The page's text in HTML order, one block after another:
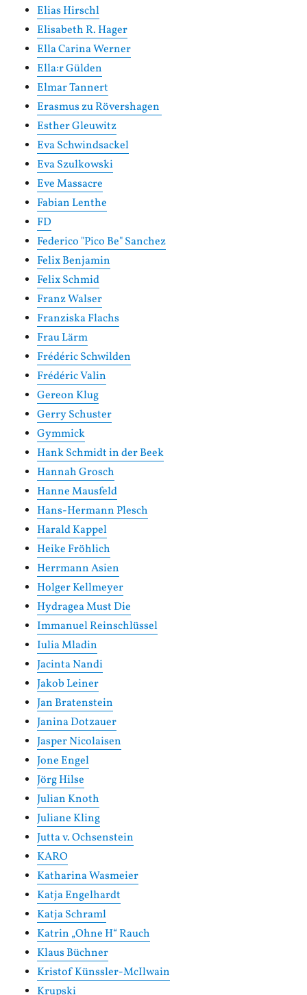
Elias Hirschl
Elisabeth R. Hager
Ella Carina Werner
Ella:r Gülden
Elmar Tannert
Erasmus zu Rövershagen
Esther Gleuwitz
Eva Schwindsackel
Eva Szulkowski
Eve Massacre
Fabian Lenthe
FD
Federico "Pico Be" Sanchez
Felix Benjamin
Felix Schmid
Franz Walser
Franziska Flachs
Frau Lärm
Frédéric Schwilden
Frédéric Valin
Gereon Klug
Gerry Schuster
Gymmick
Hank Schmidt in der Beek
Hannah Grosch
Hanne Mausfeld
Hans-Hermann Plesch
Harald Kappel
Heike Fröhlich
Herrmann Asien
Holger Kellmeyer
Hydragea Must Die
Immanuel Reinschlüssel
Iulia Mladin
Jacinta Nandi
Jakob Leiner
Jan Bratenstein
Janina Dotzauer
Jasper Nicolaisen
Jone Engel
Jörg Hilse
Julian Knoth
Juliane Kling
Jutta v. Ochsenstein
KARO
Katharina Wasmeier
Katja Engelhardt
Katja Schraml
Katrin „Ohne H“ Rauch
Klaus Büchner
Kristof Künssler-McIlwain
Krupski